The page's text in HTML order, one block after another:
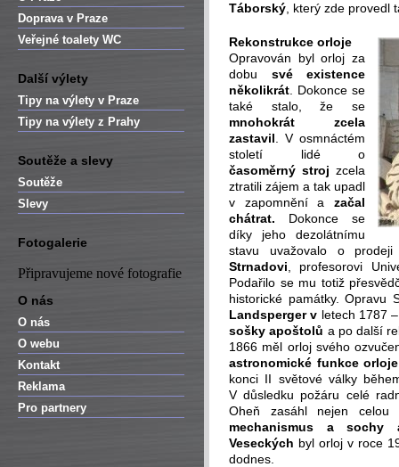
Doprava v Praze
Veřejné toalety WC
Další výlety
Tipy na výlety v Praze
Tipy na výlety z Prahy
Soutěže a slevy
Soutěže
Slevy
Fotogalerie
Připravujeme nové fotografie
O nás
O nás
O webu
Kontakt
Reklama
Pro partnery
Táborský , který zde provedl
Rekonstrukce orloje
Opravován byl orloj za
dobu své existence
několikrát . Dokonce se
také stalo, že se
mnohokrát zcela
zastavil . V osmnáctém
století lidé o
časoměrný stroj zcela
ztratili zájem a tak upadl
v zapomnění a začal
chátrat. Dokonce se
díky jeho dezolátnímu
stavu uvažovalo o
Strnadovi , profesorovi
Podařilo se mu totiž
historické památky. Opravu
Landsperger v letech 1787
sošky apoštolů a po další
1866 měl orloj svého
astronomické funkce orloje
konci II světové války
V důsledku požáru celé
Oheň zasáhl nejen celou
mechanismus a sochy
Veseckých byl orloj v roce
dodnes.